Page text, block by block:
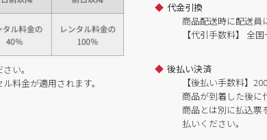
い。
金が適用されます。
代金引換
商品配送時に配送員
【代引手数料】 全
後払い決済
【後払い手数料】
商品が到着した後に
商品とは別に払込票
払いください。